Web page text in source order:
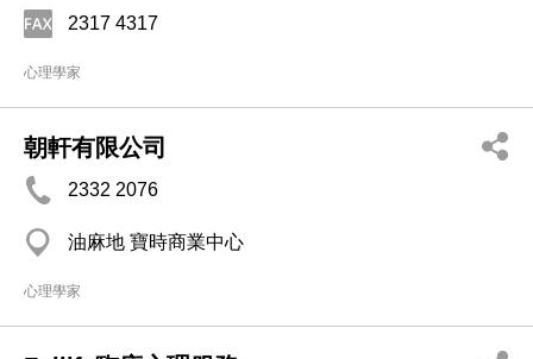
2317 4317
心理學家
朝軒有限公司
2332 2076
油麻地 寶時商業中心
心理學家